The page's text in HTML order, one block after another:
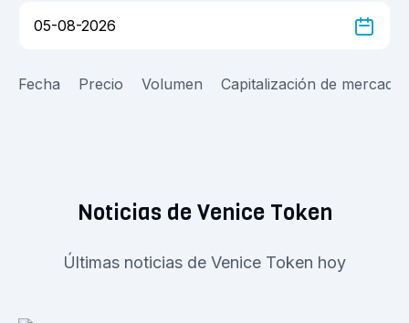
Fecha Precio Volumen Capitalización de mercado
Noticias de Venice Token
Últimas noticias de Venice Token hoy